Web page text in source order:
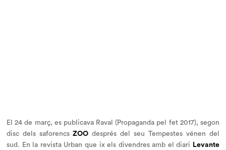
El 24 de març, es publicava Raval (Propaganda pel fet 2017), segon
disc dels saforencs ZOO després del seu Tempestes vénen del
sud . En la revista Urban que ix els divendres amb el diari
Levante